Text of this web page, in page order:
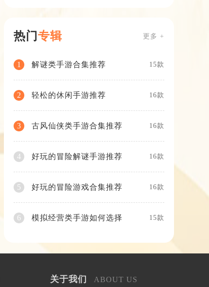
热门专辑 更多 +
1 解谜类手游合集推荐 15款
2 轻松的休闲手游推荐 16款
3 古风仙侠类手游合集推荐 16款
4 好玩的冒险解谜手游推荐 16款
5 好玩的冒险游戏合集推荐 16款
6 模拟经营类手游如何选择 15款
关于我们 ABOUT US